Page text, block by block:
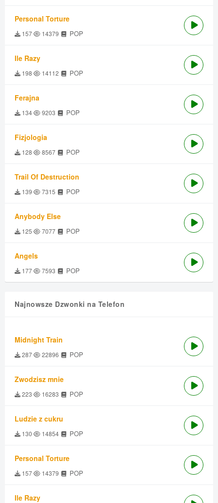
Personal Torture
157 14379 POP
Ile Razy
198 14112 POP
Ferajna
134 9203 POP
Fizjologia
128 8567 POP
Trail Of Destruction
139 7315 POP
Anybody Else
125 7077 POP
Angels
177 7593 POP
Najnowsze Dzwonki na Telefon
Midnight Train
287 22896 POP
Zwodzisz mnie
223 16283 POP
Ludzie z cukru
130 14854 POP
Personal Torture
157 14379 POP
Ile Razy